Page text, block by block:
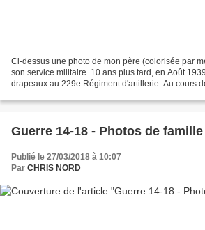
Ci-dessus une photo de mon père (colorisée par
son service militaire. 10 ans plus tard, en Août
drapeaux au 229e Régiment d'artillerie. Au cours
Guerre 14-18 - Photos de famille
Publié le 27/03/2018 à 10:07
Par CHRIS NORD